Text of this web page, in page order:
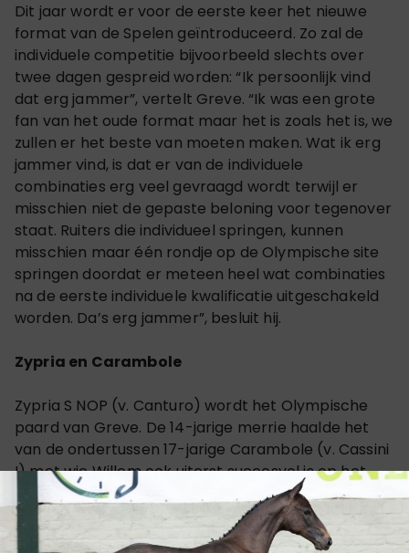
Dit jaar wordt er voor de eerste keer het nieuwe
format van de Spelen geïntroduceerd. Zo zal de
individuele competitie bijvoorbeeld slechts over
twee dagen gespreid worden: “Ik persoonlijk vind
dat erg jammer”, vertelt Greve. “Ik was een grote
fan van het oude format maar het is zoals het is, we
zullen er het beste van moeten maken. Wat ik erg
jammer vind, is dat er van de individuele
combinaties erg veel gevraagd wordt terwijl er
misschien niet de gepaste beloning voor tegenover
staat. Ruiters die individueel springen, kunnen
misschien maar één rondje op de Olympische site
springen doordat er meteen heel wat combinaties
na de eerste individuele kwalificatie uitgeschakeld
worden. Da’s erg jammer”, besluit hij.
Zypria en Carambole
Zypria S NOP (v. Canturo) wordt het Olympische
paard van Greve. De 14-jarige merrie haalde het
van de ondertussen 17-jarige Carambole (v. Cassini
I) met wie Willem ook uiterst succesvol is op het
hogere niveau: “Rob had mij al duidelijk gemaakt dat
Carambole niet in zijn hoofd zat voor de Spelen”,
vertelt Greve hierover. “Gezien zijn leeftijd zou de